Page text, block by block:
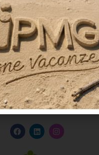
Seguici su